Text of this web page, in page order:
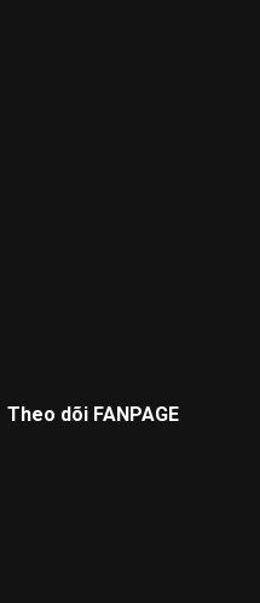
Theo dõi FANPAGE